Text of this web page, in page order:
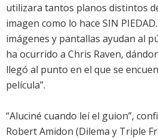
utilizara tantos planos distintos
imagen como lo hace SIN
imágenes y pantallas ayudan al
ha ocurrido a Chris Raven,
llegó al punto en el que se
película”.
“Aluciné cuando leí el guion”,
Robert Amidon (Dilema y Triple